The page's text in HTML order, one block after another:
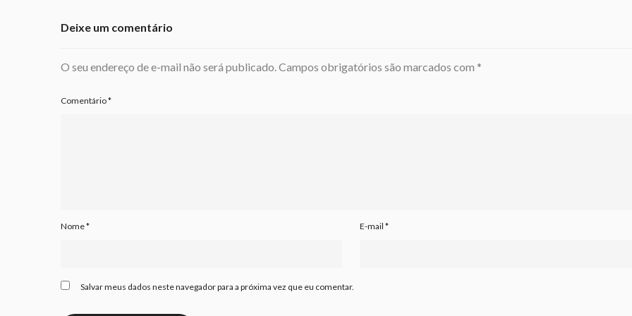
Deixe um comentário
O seu endereço de e-mail não será publicado.Campos obrigatórios são marcados com *
Comentário*
Nome* E-mail*
Salvar meus dados neste navegador para a próxima vez que eu comentar.